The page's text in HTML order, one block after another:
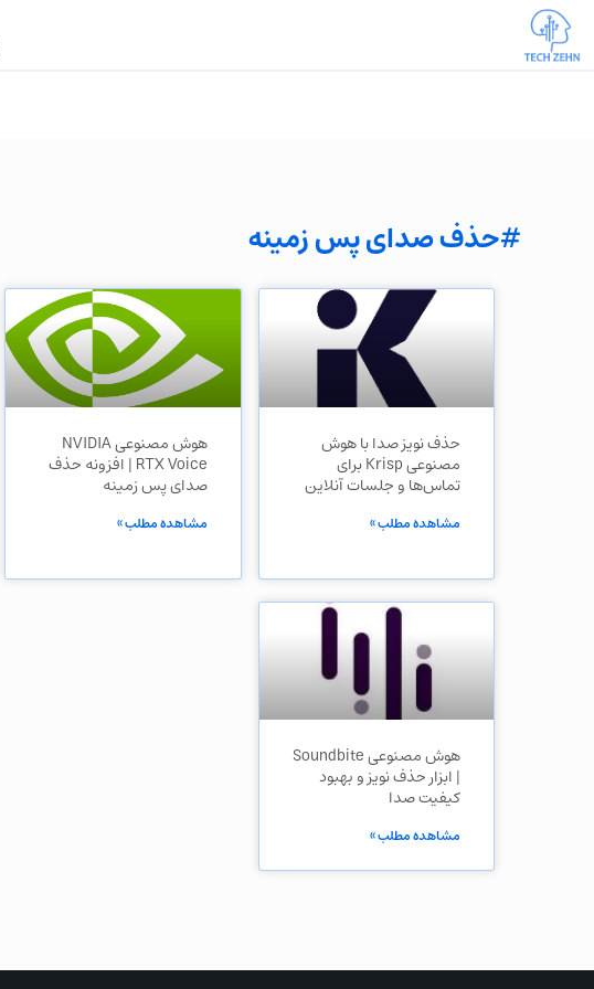
#حذف صدای پس زمینه
حذف نویز صدا با هوش
مصنوعی Krisp برای
تماس‌ها و جلسات آنلاین
مشاهده مطلب »
هوش مصنوعی NVIDIA
RTX Voice | افزونه حذف
صدای پس زمینه
مشاهده مطلب »
هوش مصنوعی Soundbite
| ابزار حذف نویز و بهبود
کیفیت صدا
مشاهده مطلب »